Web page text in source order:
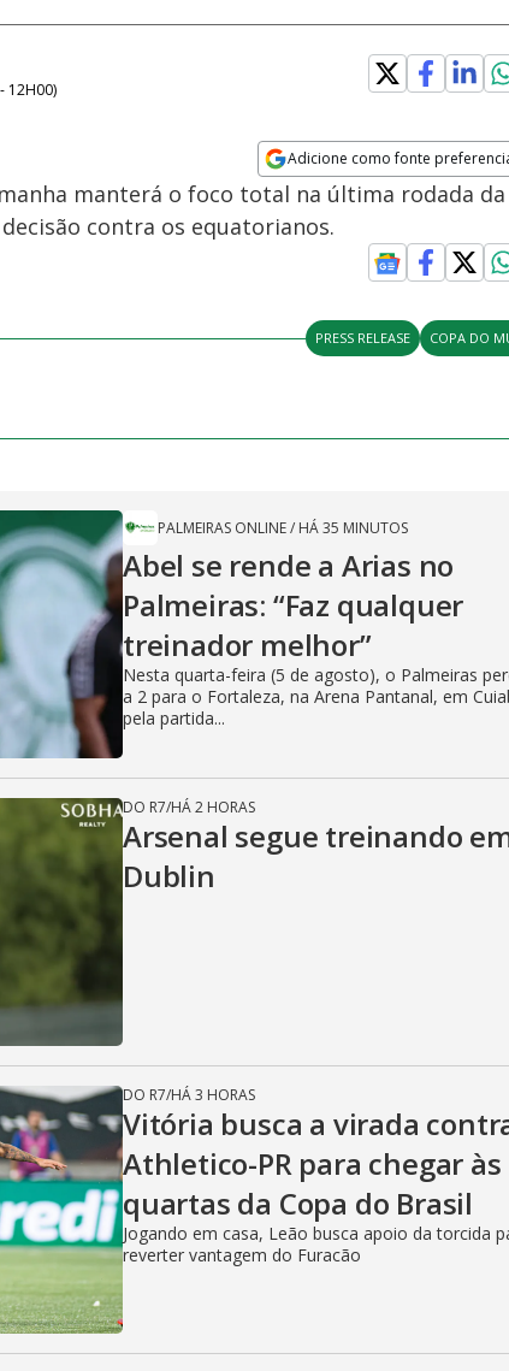
12H00)
Adicione como fonte
Opens in new window
manterá o foco total na última rodada da
contra os equatorianos.
PRESS RELEASE COPA DO
PALMEIRAS ONLINE/ HÁ 35 MINUTOS
Abel se rende a Arias no
Palmeiras: “Faz qualquer
treinador melhor”
Nesta quarta-feira (5 de agosto), o Palmeiras
a 2 para o Fortaleza, na Arena Pantanal, em
pela partida...
DO R7/HÁ 2 HORAS
Arsenal segue treinando
Dublin
DO R7/HÁ 3 HORAS
Vitória busca a virada
Athletico-PR para chegar às
quartas da Copa do Brasil
Jogando em casa, Leão busca apoio da torcida
reverter vantagem do Furacão